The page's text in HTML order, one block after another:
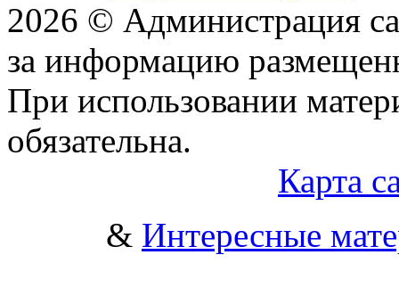
2026 © Администрация
за информацию
При использовании
обязательна.
Карта
& Интересные